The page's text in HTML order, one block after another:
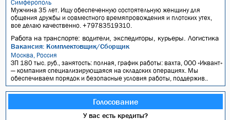
Симферополь
Мужчина 35 лет. Ищу обеспеченную состоятельную женщину для
общения дружбы и совместного времяпровождения и плотских утех,
все делаю качественно. +79783519310.
Работа на транспорте: водители, экспедиторы, курьеры. Логистика
Вакансия: Комплектовщик/Сборщик
Москва, Россия
ЗП 180 тыс. руб., занятость: полная, график работы: вахта, ООО «Иквант»
— компания специализирующаяся на складских операциях. Мы
обеспечиваем порядок и безопасные условия работы, поддержив..
Голосование
У вас есть кредиты?